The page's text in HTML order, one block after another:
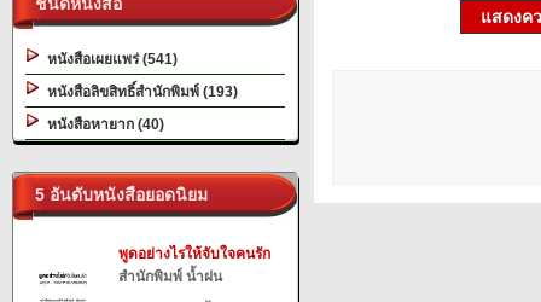
หนังสือเผยแพร่ (541)
หนังสือลิขสิทธิ์สำนักพิมพ์ (193)
หนังสือหายาก (40)
5 อันดับหนังสือยอดนิยม
พูดอย่างไรให้จับใจคนรัก
สำนักพิมพ์ น้ำฝน
แสดงค